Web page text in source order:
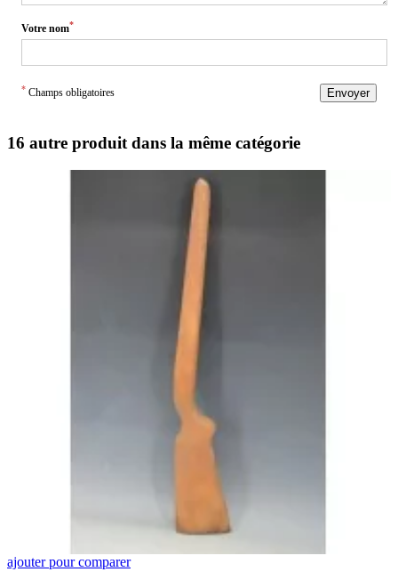
Votre nom*
* Champs obligatoires Envoyer
16 autre produit dans la même catégorie
ajouter pour comparer